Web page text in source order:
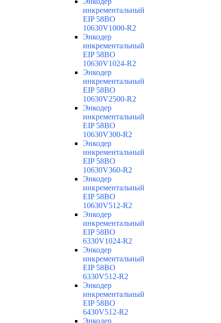
инкрементальный
EIP 58BO
10630V1000-R2
Энкодер
инкрементальный
EIP 58BO
10630V1024-R2
Энкодер
инкрементальный
EIP 58BO
10630V2500-R2
Энкодер
инкрементальный
EIP 58BO
10630V300-R2
Энкодер
инкрементальный
EIP 58BO
10630V360-R2
Энкодер
инкрементальный
EIP 58BO
10630V512-R2
Энкодер
инкрементальный
EIP 58BO
6330V1024-R2
Энкодер
инкрементальный
EIP 58BO
6330V512-R2
Энкодер
инкрементальный
EIP 58BO
6430V512-R2
Энкодер